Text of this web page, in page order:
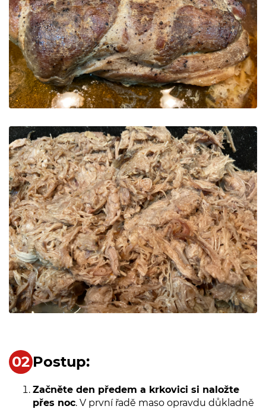
Postup:
Začněte den předem a krkovici si naložte
přes noc. V první řadě maso opravdu důkladně